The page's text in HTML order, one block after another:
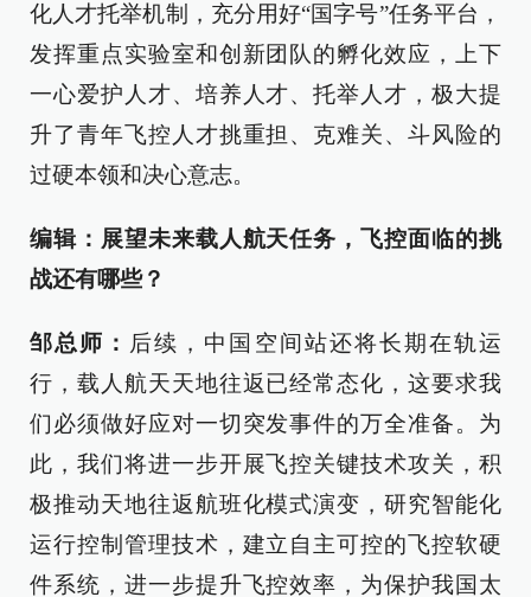
化人才托举机制，充分用好“国字号”任务平台，
发挥重点实验室和创新团队的孵化效应，上下
一心爱护人才、培养人才、托举人才，极大提
升了青年飞控人才挑重担、克难关、斗风险的
过硬本领和决心意志。
编辑：展望未来载人航天任务，飞控面临的挑
战还有哪些？
邹总师： 后续，中国空间站还将长期在轨运
行，载人航天天地往返已经常态化，这要求我
们必须做好应对一切突发事件的万全准备。为
此，我们将进一步开展飞控关键技术攻关，积
极推动天地往返航班化模式演变，研究智能化
运行控制管理技术，建立自主可控的飞控软硬
件系统，进一步提升飞控效率，为保护我国太